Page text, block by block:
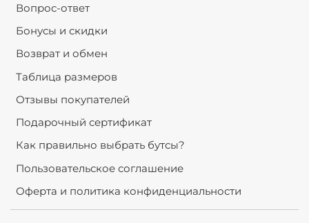
Вопрос-ответ
Бонусы и скидки
Возврат и обмен
Таблица размеров
Отзывы покупателей
Подарочный сертификат
Как правильно выбрать бутсы?
Пользовательское соглашение
Оферта и политика конфиденциальности